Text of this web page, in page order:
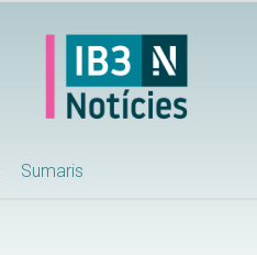
Sumaris